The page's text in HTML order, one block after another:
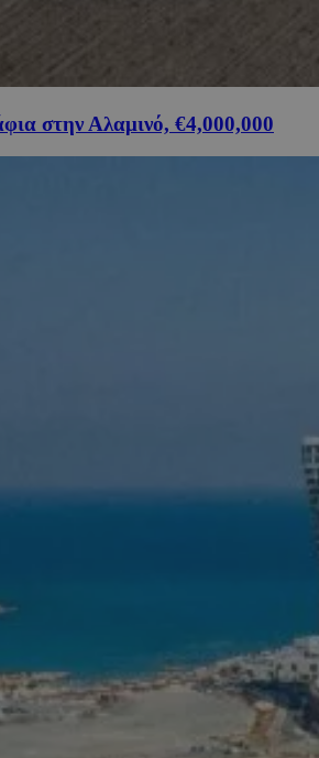
στην Αλαμινό, €4,000,000